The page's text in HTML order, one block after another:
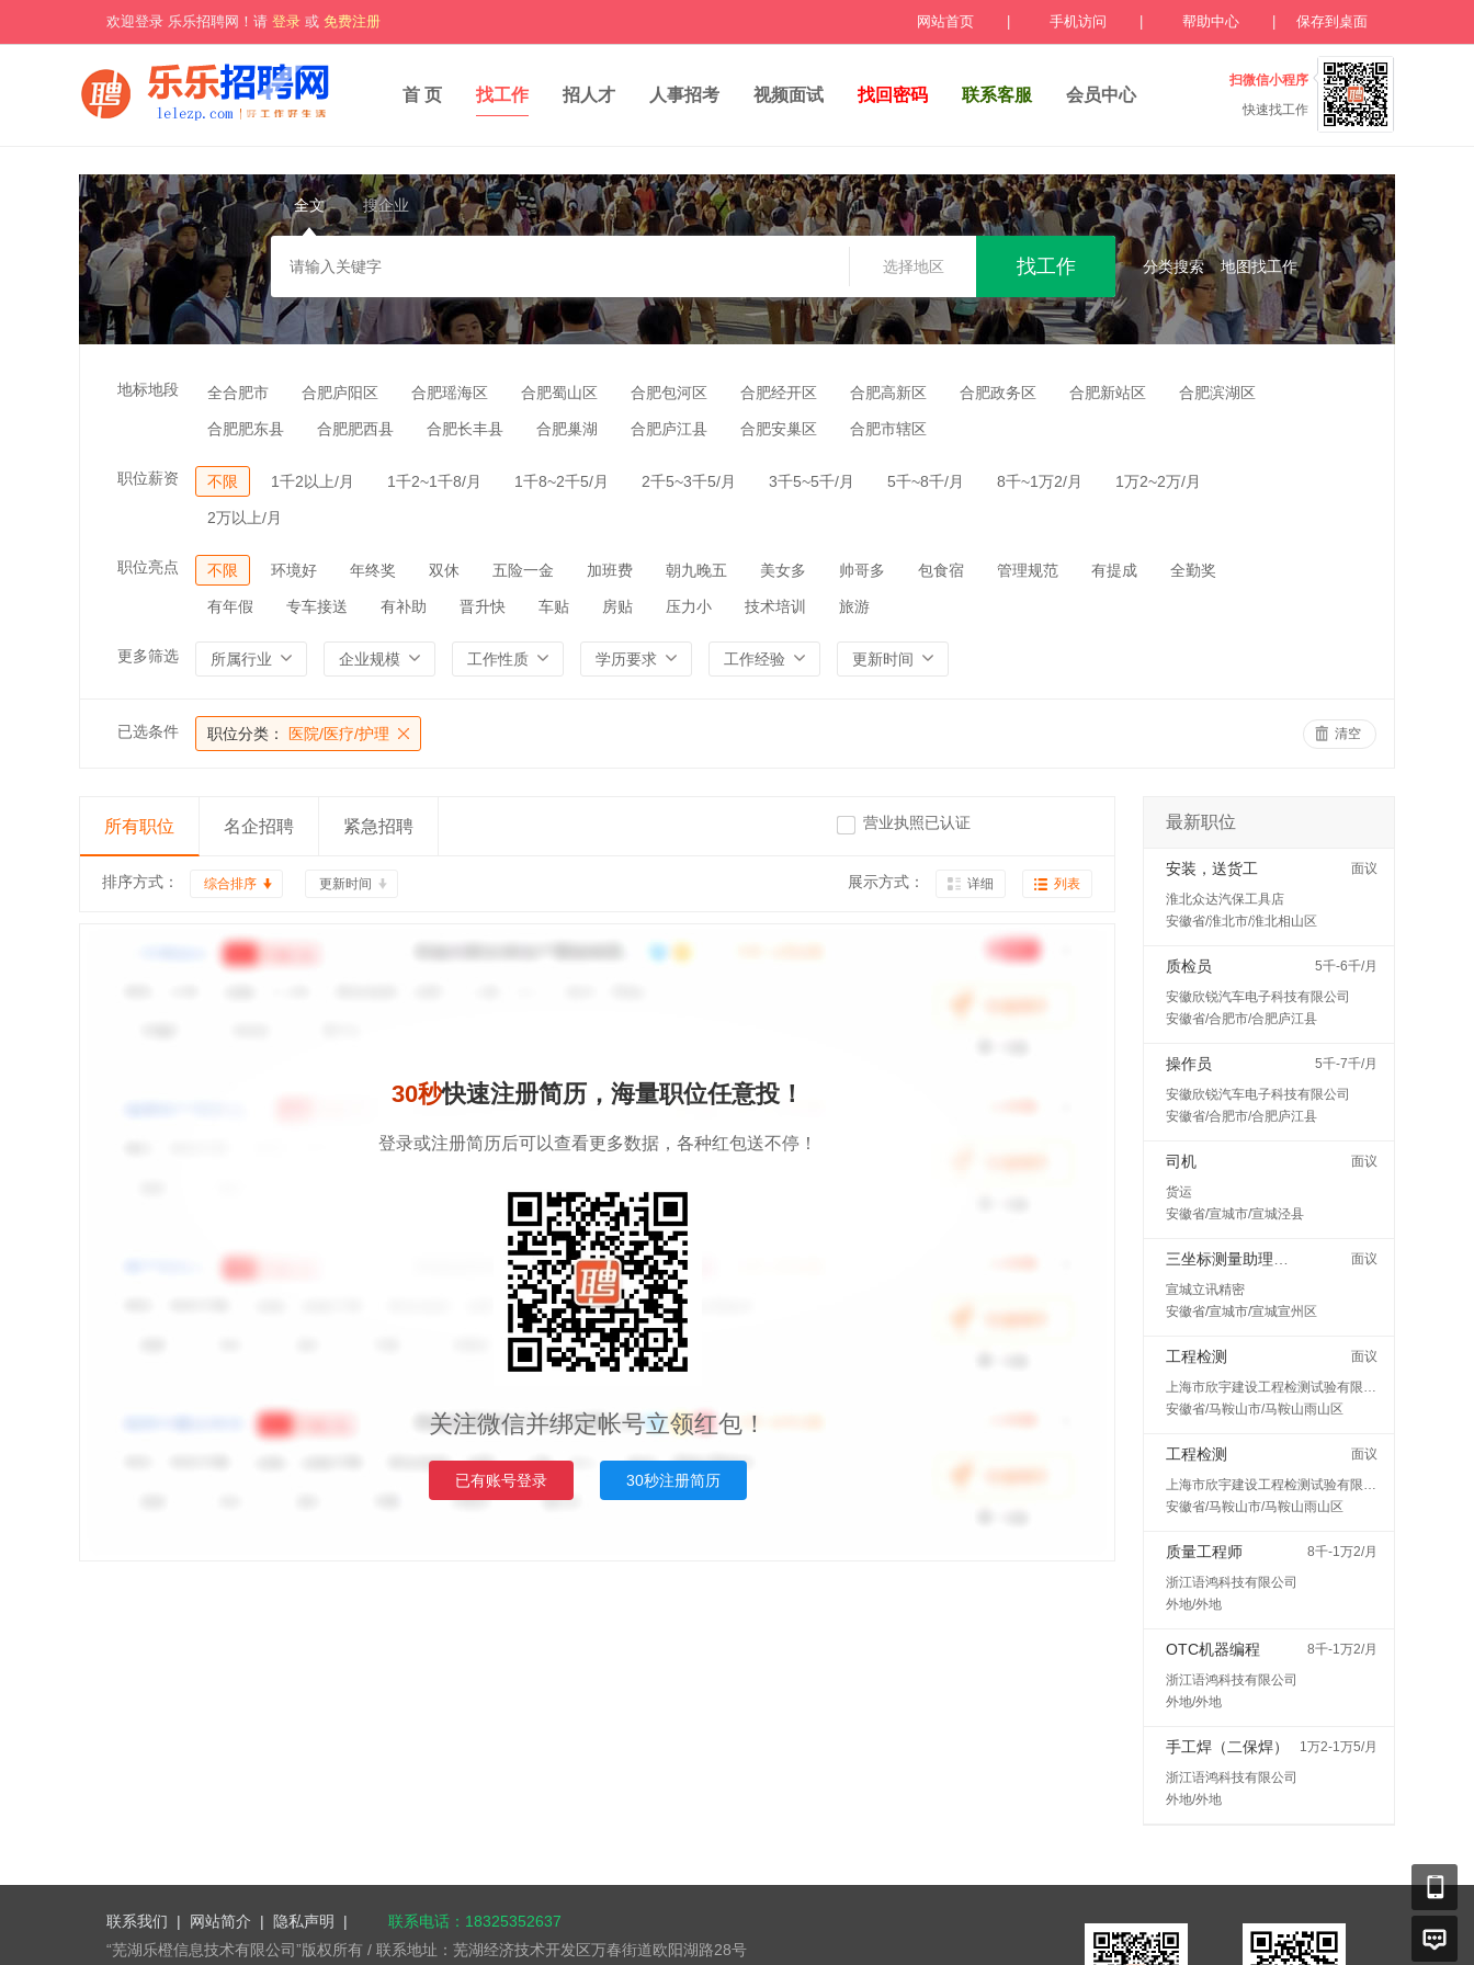
欢迎登录 乐乐招聘网！请 登录 或 免费注册 网站首页 手机访问 帮助中心 保存到桌面
首 页 找工作 招人才 人事招考 视频面试 找回密码 联系客服 会员中心
扫微信小程序
快速找工作
全文 搜企业
选择地区 分类搜索 地图找工作
地标地段 全合肥市 合肥庐阳区 合肥瑶海区 合肥蜀山区 合肥包河区 合肥经开区 合肥高新区 合肥政务区 合肥新站区 合肥滨湖区
合肥肥东县 合肥肥西县 合肥长丰县 合肥巢湖 合肥庐江县 合肥安巢区 合肥市辖区
职位薪资 不限 1千2以上/月 1千2~1千8/月 1千8~2千5/月 2千5~3千5/月 3千5~5千/月 5千~8千/月 8千~1万2/月 1万2~2万/月
2万以上/月
职位亮点 不限 环境好 年终奖 双休 五险一金 加班费 朝九晚五 美女多 帅哥多 包食宿 管理规范 有提成 全勤奖
有年假 专车接送 有补助 晋升快 车贴 房贴 压力小 技术培训 旅游
更多筛选 所属行业 企业规模 工作性质 学历要求 工作经验 更新时间
已选条件 职位分类： 医院/医疗/护理 清空
所有职位 名企招聘 紧急招聘 营业执照已认证
排序方式： 综合排序 更新时间 展示方式： 详细 列表
30秒快速注册简历，海量职位任意投！
登录或注册简历后可以查看更多数据，各种红包送不停！
关注微信并绑定帐号立领红包！
已有账号登录 30秒注册简历
最新职位
安装，送货工
面议
淮北众达汽保工具店
安徽省/淮北市/淮北相山区
质检员
5千-6千/月
安徽欣锐汽车电子科技有限公司
安徽省/合肥市/合肥庐江县
操作员
5千-7千/月
安徽欣锐汽车电子科技有限公司
安徽省/合肥市/合肥庐江县
司机
面议
货运
安徽省/宣城市/宣城泾县
面议
宣城立讯精密
安徽省/宣城市/宣城宣州区
工程检测
面议
上海市欣宇建设工程检测试验有限公司马鞍山分公司
安徽省/马鞍山市/马鞍山雨山区
工程检测
面议
上海市欣宇建设工程检测试验有限公司马鞍山分公司
安徽省/马鞍山市/马鞍山雨山区
质量工程师
8千-1万2/月
浙江语鸿科技有限公司
外地/外地
OTC机器编程
8千-1万2/月
浙江语鸿科技有限公司
外地/外地
手工焊（二保焊）
1万2-1万5/月
浙江语鸿科技有限公司
外地/外地
联系我们 | 网站简介 | 隐私声明 |
联系电话：18325352637
“芜湖乐橙信息技术有限公司”版权所有 / 联系地址：芜湖经济技术开发区万春街道欧阳湖路28号